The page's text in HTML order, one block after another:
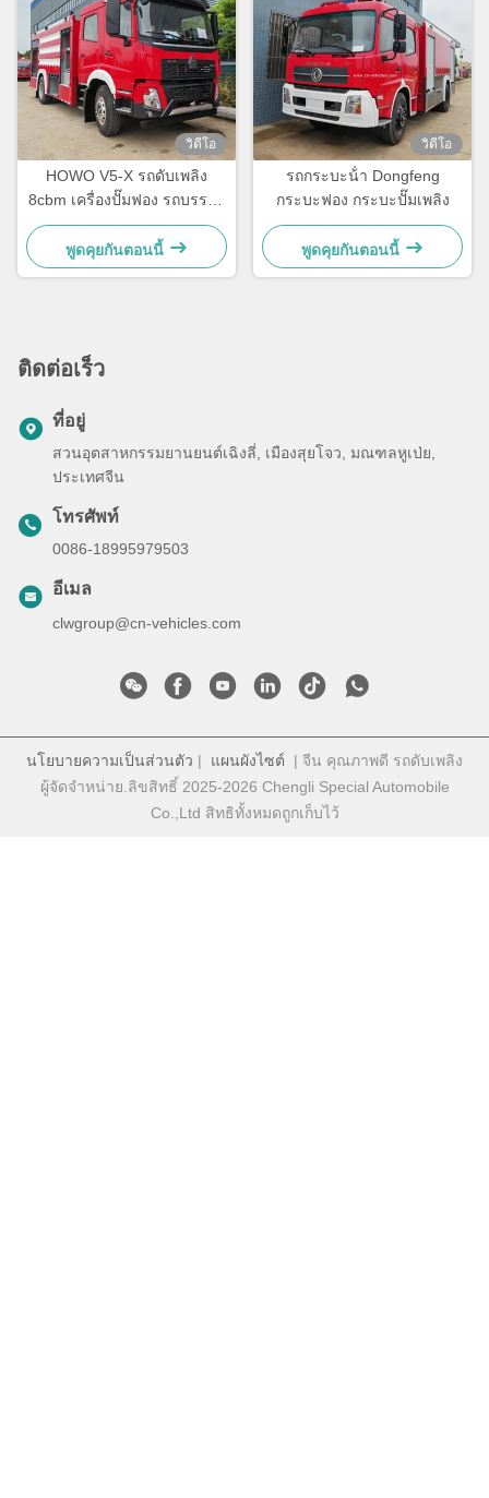
วิดีโอ
HOWO V5-X รถดับเพลิง
8cbm เครื่องปั๊มฟอง รถบรรทุก
น้ํามัน รถดับเพลิง
พูดคุยกันตอนนี้
วิดีโอ
รถกระบะน้ํา Dongfeng
กระบะฟอง กระบะปั๊มเพลิง
พูดคุยกันตอนนี้
ติดต่อเร็ว
ที่อยู่
สวนอุตสาหกรรมยานยนต์เฉิงลี่, เมืองสุยโจว, มณฑลหูเป่ย,
ประเทศจีน
โทรศัพท์
0086-18995979503
อีเมล
clwgroup@cn-vehicles.com
นโยบายความเป็นส่วนตัว | แผนผังไซต์ | จีน คุณภาพดี รถดับเพลิง
ผู้จัดจําหน่าย.ลิขสิทธิ์ 2025-2026 Chengli Special Automobile
Co.,Ltd สิทธิทั้งหมดถูกเก็บไว้